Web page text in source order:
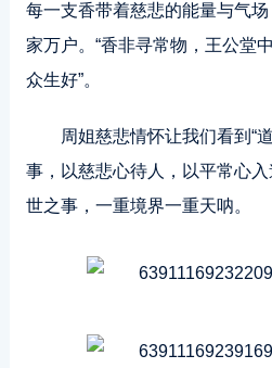
每一支香带着慈悲的能量与气
家万户。“香非寻常物，王公堂
众生好”。
周姐慈悲情怀让我们看到“
事，以慈悲心待人，以平常心
世之事，一重境界一重天呐。